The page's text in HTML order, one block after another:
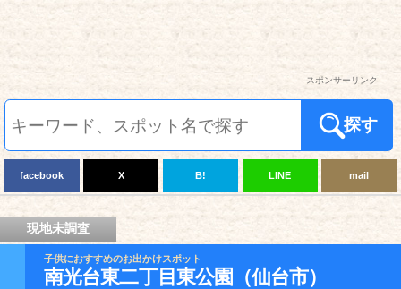
スポンサーリンク
探す
facebook X B! LINE mail
現地未調査
子供におすすめのお出かけスポット
南光台東二丁目東公園（仙台市）